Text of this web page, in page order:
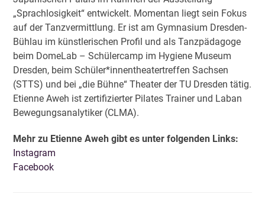
„Sprachlosigkeit“ entwickelt. Momentan liegt sein Fokus
auf der Tanzvermittlung. Er ist am Gymnasium Dresden-
Bühlau im künstlerischen Profil und als Tanzpädagoge
beim DomeLab – Schülercamp im Hygiene Museum
Dresden, beim Schüler*innentheatertreffen Sachsen
(STTS) und bei „die Bühne“ Theater der TU Dresden tätig.
Etienne Aweh ist zertifizierter Pilates Trainer und Laban
Bewegungsanalytiker (CLMA).
Mehr zu Etienne Aweh gibt es unter folgenden Links:
Instagram
Facebook